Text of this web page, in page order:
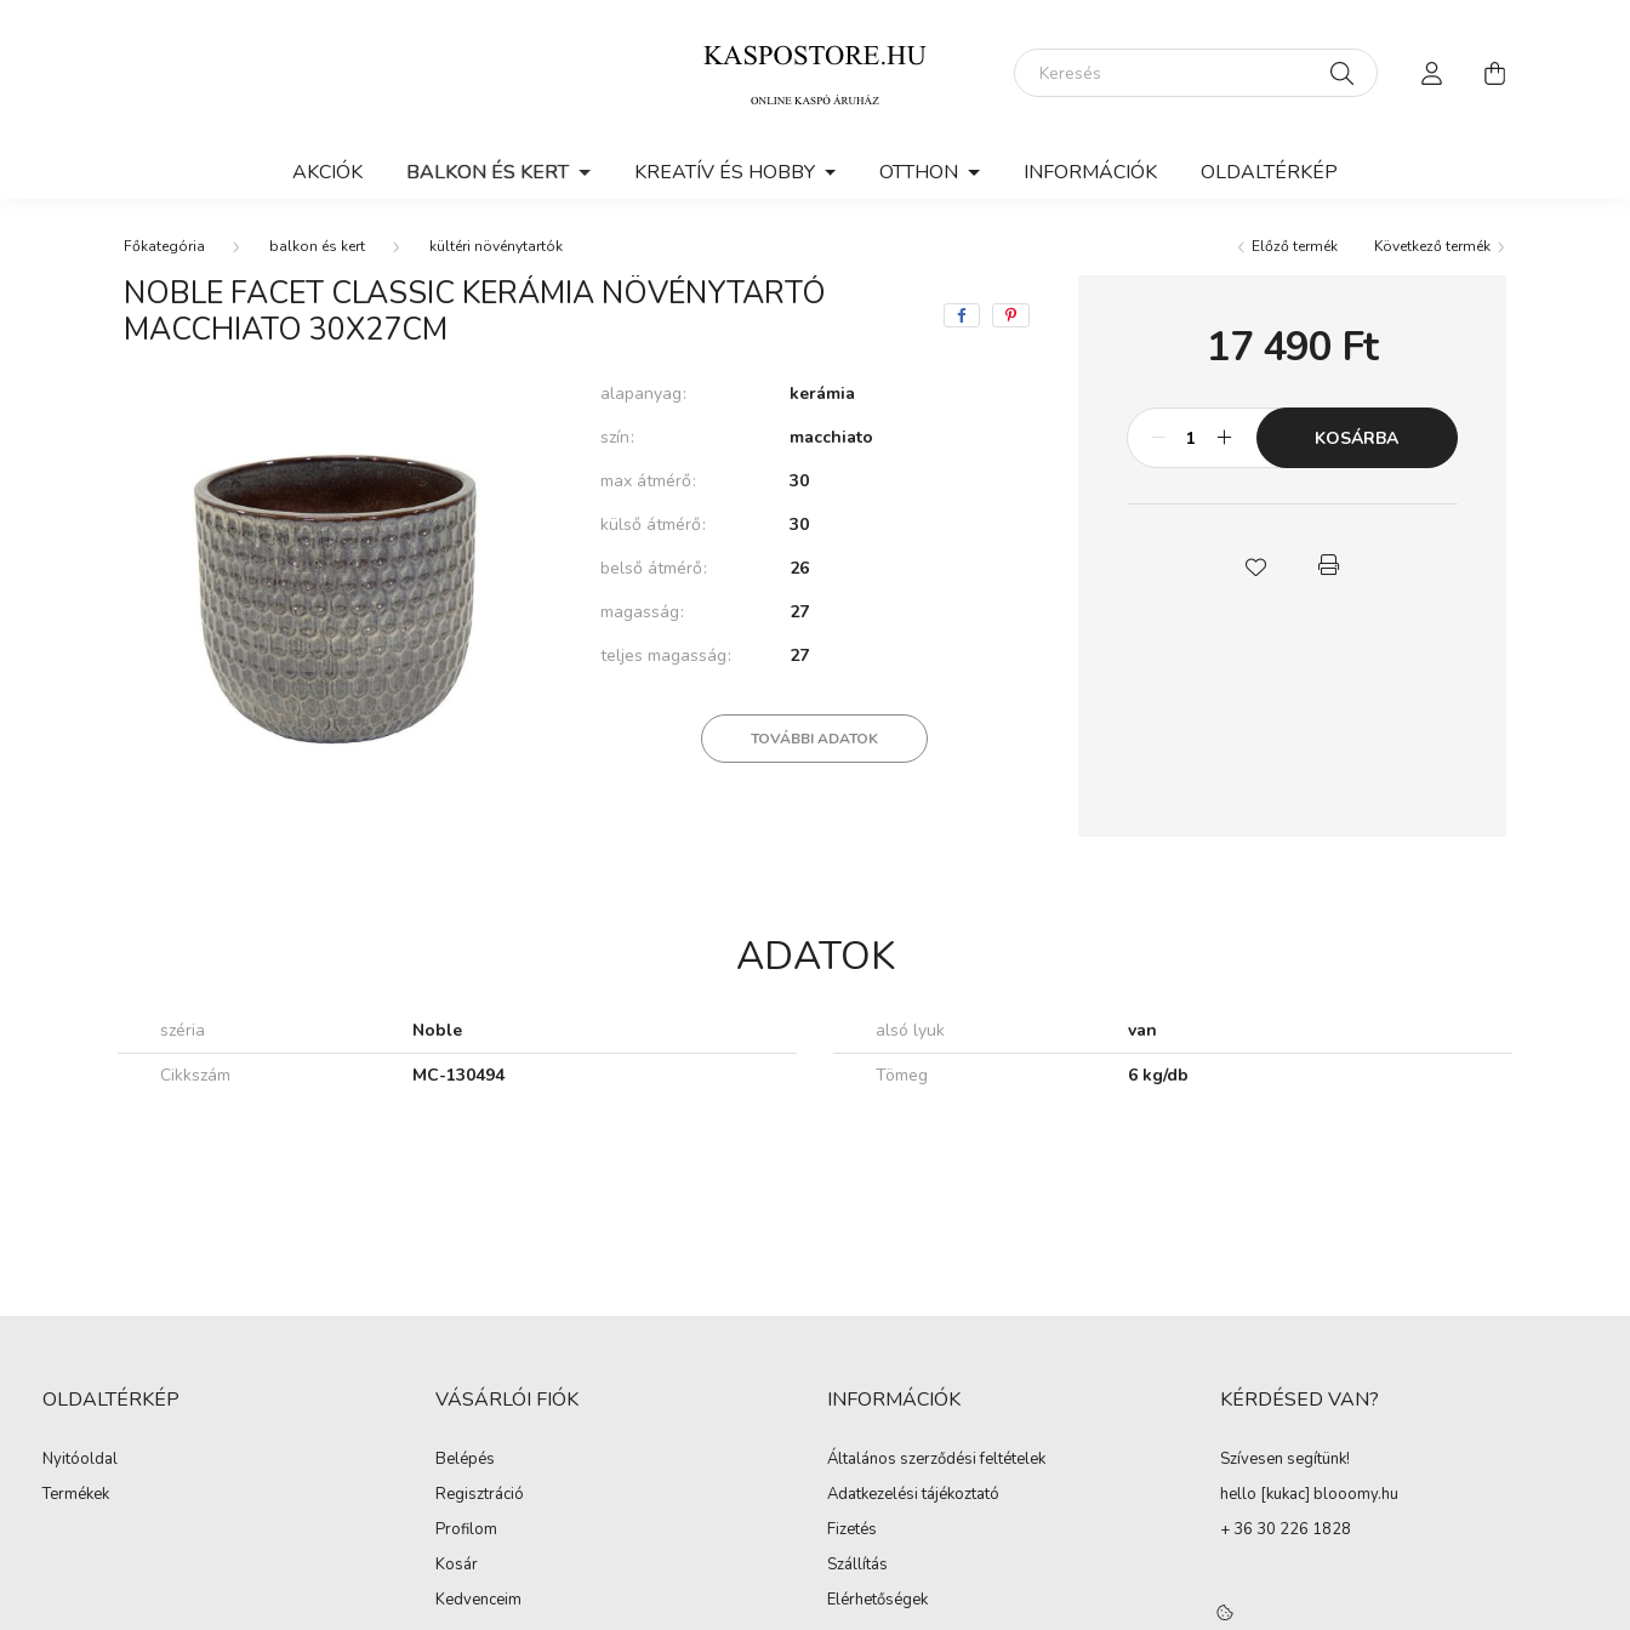
AKCIÓK BALKON ÉS KERT KREATÍV ÉS HOBBY OTTHON INFORMÁCIÓK OLDALTÉRKÉP
balkon és kert kültéri növénytartók Előző termék Következő termék
NOBLE FACET CLASSIC KERÁMIA NÖVÉNYTARTÓ
MACCHIATO 30X27CM
alapanyag
kerámia
szín
macchiato
max átmérő
30
külső átmérő
30
belső átmérő
26
magasság
27
teljes magasság
27
TOVÁBBI ADATOK
17 490 Ft
KOSÁRBA
ADATOK
széria Noble alsó lyuk
van
Cikkszám
MC-130494 Tömeg 6 kg/db
OLDALTÉRKÉP
Nyitóoldal
Termékek
VÁSÁRLÓI FIÓK
Belépés
Regisztráció
Profilom
Kosár
Kedvenceim
INFORMÁCIÓK
Általános szerződési feltételek
Adatkezelési tájékoztató
Fizetés
Szállítás
Elérhetőségek
KÉRDÉSED VAN?
Szívesen segítünk!
hello [kukac] blooomy.hu
+ 36 30 226 1828